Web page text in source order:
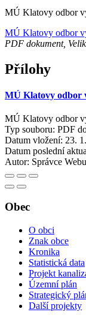
MÚ Klatovy odbor
MÚ Klatovy odbor
PDF dokument,
Přílohy
MÚ Klatovy odbor
MÚ Klatovy odbor
Typ souboru: PDF
Datum vložení: 23.
Datum poslední
Autor: Správce Webu
Obec
O obci
Znak obce
Kronika
Statistická data
Projekt
Územní plán
Strategický
Další projekty